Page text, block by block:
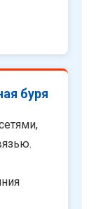
буря